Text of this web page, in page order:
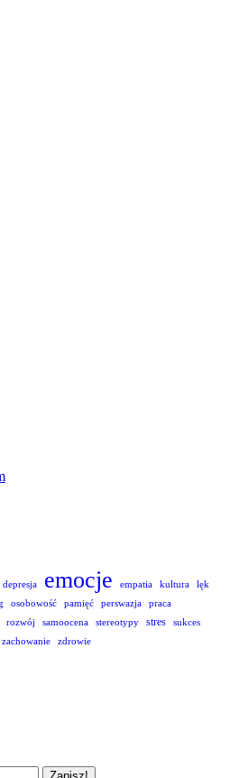
depresja emocje empatia kultura
lęk
osobowość pamięć perswazja
praca
rozwój samoocena stereotypy stres sukces
zachowanie zdrowie